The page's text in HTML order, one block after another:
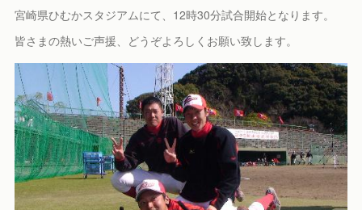
宮崎県ひむかスタジアムにて、12時30分試合開始となります。
皆さまの熱いご声援、どうぞよろしくお願い致します。